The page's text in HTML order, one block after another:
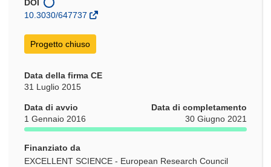
una
finestra)
DOI
10.3030/647737
Progetto chiuso
Data della firma CE
31 Luglio 2015
Data di avvio
1 Gennaio 2016
Data di completamento
30 Giugno 2021
Finanziato da
EXCELLENT SCIENCE - European Research Council